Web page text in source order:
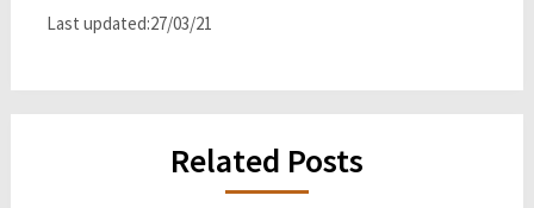
Last updated:27/03/21
Related Posts